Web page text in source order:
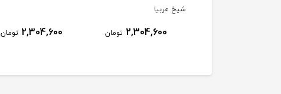
شیخ عربیا
2,304,600 تومان 2,304,600 تومان